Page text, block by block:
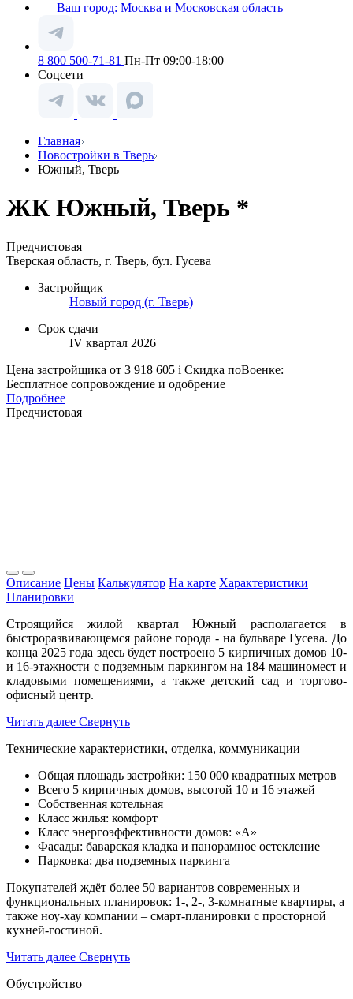
Ваш город: Москва и Московская область
8 800 500-71-81 Пн-Пт 09:00-18:00
Соцсети
Главная
Новостройки в Тверь
Южный, Тверь
ЖК Южный, Тверь *
Предчистовая
Тверская область, г. Тверь, бул. Гусева
Застройщик
Новый город (г. Тверь)
Срок сдачи
IV квартал 2026
Цена застройщика от 3 918 605 i Скидка поВоенке:
Бесплатное сопровождение и одобрение
Подробнее
Предчистовая
Описание Цены Калькулятор На карте Характеристики
Планировки
Строящийся жилой квартал Южный располагается в
быстроразвивающемся районе города - на бульваре Гусева. До
конца 2025 года здесь будет построено 5 кирпичных домов 10-
и 16-этажности с подземным паркингом на 184 машиномест и
кладовыми помещениями, а также детский сад и торгово-
офисный центр.
Читать далее Свернуть
Технические характеристики, отделка, коммуникации
Общая площадь застройки: 150 000 квадратных метров
Всего 5 кирпичных домов, высотой 10 и 16 этажей
Собственная котельная
Класс жилья: комфорт
Класс энергоэффективности домов: «А»
Фасады: баварская кладка и панорамное остекление
Парковка: два подземных паркинга
Покупателей ждёт более 50 вариантов современных и
функциональных планировок: 1-, 2-, 3-комнатные квартиры, а
также ноу-хау компании – смарт-планировки с просторной
кухней-гостиной.
Читать далее Свернуть
Обустройство